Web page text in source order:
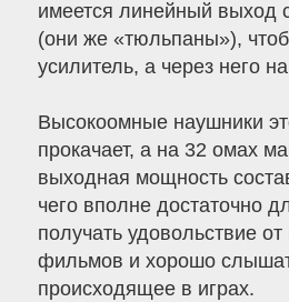
имеется линейный выход
(они же «тюльпаны»),
усилитель, а через него
Высокоомные наушники
прокачает, а на 32 омах
выходная мощность
чего вполне достаточно
получать удовольствие
фильмов и хорошо
происходящее в играх.